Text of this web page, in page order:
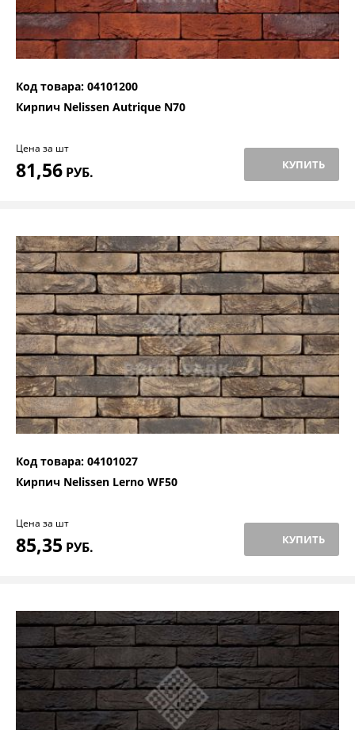
Код товара: 04101200
Кирпич Nelissen Autrique N70
Цена за шт
81,56 РУБ. КУПИТЬ
Код товара: 04101027
Кирпич Nelissen Lerno WF50
Цена за шт
85,35 РУБ. КУПИТЬ